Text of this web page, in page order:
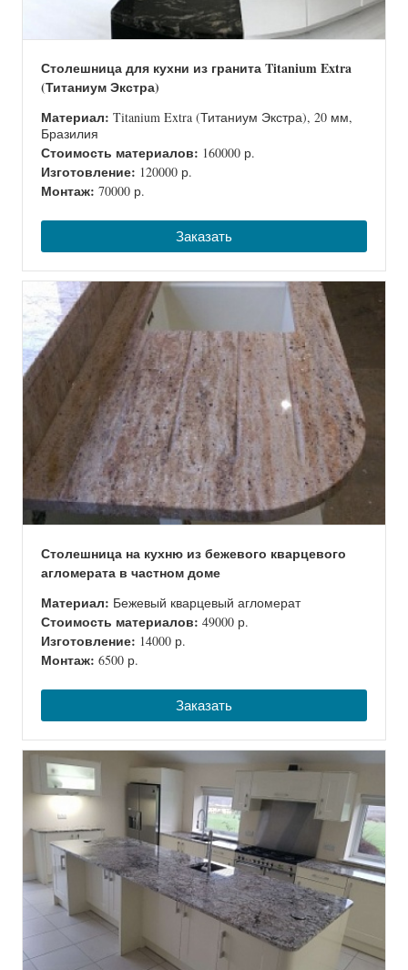
Столешница для кухни из гранита Titanium Extra
(Титаниум Экстра)
Материал: Titanium Extra (Титаниум Экстра), 20 мм,
Бразилия
Стоимость материалов: 160000 р.
Изготовление: 120000 р.
Монтаж: 70000 р.
Заказать
Столешница на кухню из бежевого кварцевого
агломерата в частном доме
Материал: Бежевый кварцевый агломерат
Стоимость материалов: 49000 р.
Изготовление: 14000 р.
Монтаж: 6500 р.
Заказать